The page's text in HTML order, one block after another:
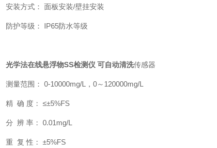
安装方式： 面板安装/壁挂安装
防护等级： IP65防水等级
光学法在线悬浮物SS检测仪 可自动清洗传感器
测量范围： 0-10000mg/L，0～120000mg/L
精 确 度： ≤±5%FS
分 辨 率： 0.01mg/L
重 复 性： ±5%FS